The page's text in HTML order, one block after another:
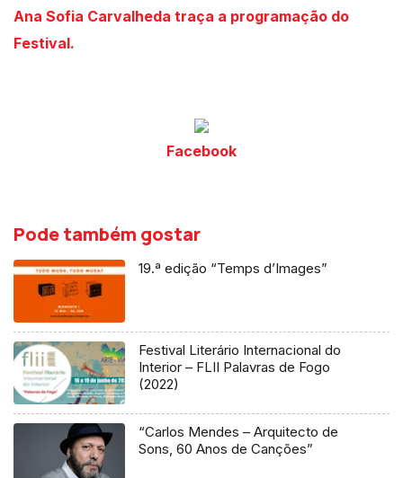
Ana Sofia Carvalheda traça a programação do
Festival.
Facebook
Pode também gostar
19.ª edição “Temps d’Images”
Festival Literário Internacional do
Interior – FLII Palavras de Fogo
(2022)
“Carlos Mendes – Arquitecto de
Sons, 60 Anos de Canções”